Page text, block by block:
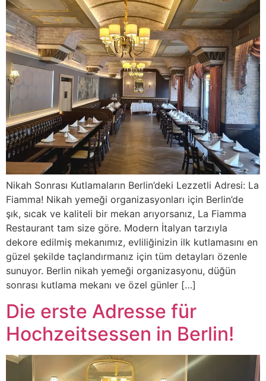
Nikah Sonrası Kutlamaların Berlin’deki Lezzetli Adresi: La
Fiamma! Nikah yemeği organizasyonları için Berlin’de
şık, sıcak ve kaliteli bir mekan arıyorsanız, La Fiamma
Restaurant tam size göre. Modern İtalyan tarzıyla
dekore edilmiş mekanımız, evliliğinizin ilk kutlamasını en
güzel şekilde taçlandırmanız için tüm detayları özenle
sunuyor. Berlin nikah yemeği organizasyonu, düğün
sonrası kutlama mekanı ve özel günler […]
Die erste Adresse für
Hochzeitsessen in Berlin!